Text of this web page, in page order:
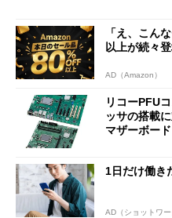
「え、こん
以上が続々
AD（Amazon）
リコーPFU
ッサの搭載
マザーボード
1日だけ働き
AD（ショットワー